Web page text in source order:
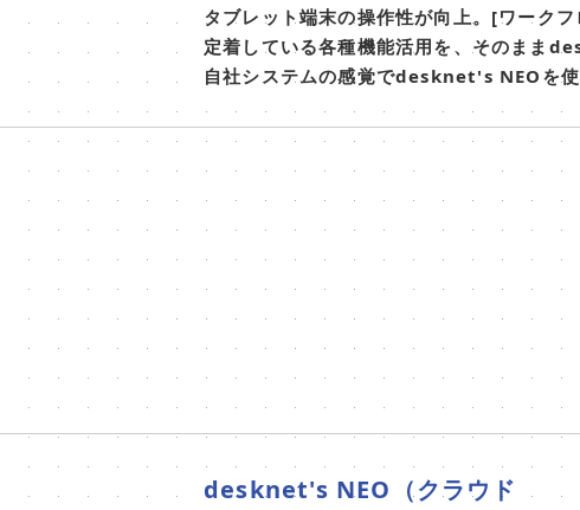
タブレット端末の操作性が向上。[ワークフ
定着している各種機能活用を、そのまま
自社システムの感覚でdesknet's NEOを使
desknet's NEO（クラウド